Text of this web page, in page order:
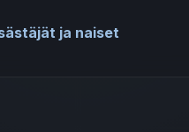
ja naiset